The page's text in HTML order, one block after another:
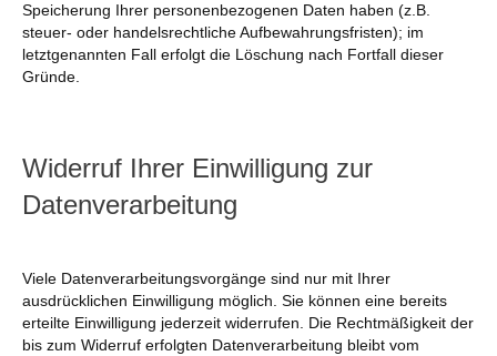
Speicherung Ihrer personenbezogenen Daten haben (z.B.
steuer- oder handelsrechtliche Aufbewahrungsfristen); im
letztgenannten Fall erfolgt die Löschung nach Fortfall dieser
Gründe.
Widerruf Ihrer Einwilligung zur
Datenverarbeitung
Viele Datenverarbeitungsvorgänge sind nur mit Ihrer
ausdrücklichen Einwilligung möglich. Sie können eine bereits
erteilte Einwilligung jederzeit widerrufen. Die Rechtmäßigkeit der
bis zum Widerruf erfolgten Datenverarbeitung bleibt vom